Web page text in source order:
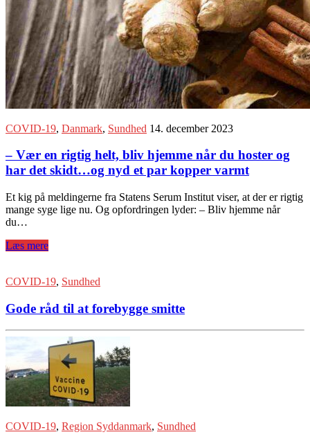
COVID-19, Danmark, Sundhed 14. december 2023
– Vær en rigtig helt, bliv hjemme når du hoster og
har det skidt…og nyd et par kopper varmt
Et kig på meldingerne fra Statens Serum Institut viser, at der er rigtig
mange syge lige nu. Og opfordringen lyder: – Bliv hjemme når
du…
Læs mere
COVID-19, Sundhed
Gode råd til at forebygge smitte
COVID-19, Region Syddanmark, Sundhed